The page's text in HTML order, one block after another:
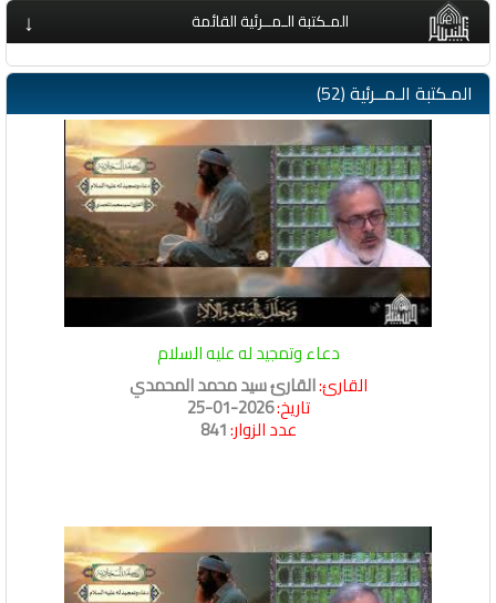
↓ المـكتبة الـمــرئية القائمة
المـكتبة الـمــرئية (52)
دعاء وتمجيد له عليه السلام
القارئ:القارئ سيد محمد المحمدي
تاريخ:2026-01-25
عدد الزوار:841